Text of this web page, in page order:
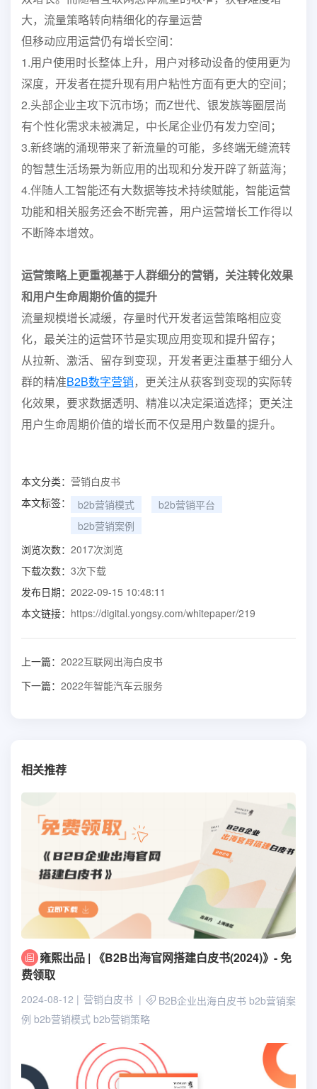
大，流量策略转向精细化的存量运营
但移动应用运营仍有增长空间：
1.用户使用时长整体上升，用户对移动设备的使用更为
深度，开发者在提升现有用户粘性方面有更大的空间；
2.头部企业主攻下沉市场；而Z世代、银发族等圈层尚
有个性化需求未被满足，中长尾企业仍有发力空间；
3.新终端的涌现带来了新流量的可能，多终端无缝流转
的智慧生活场景为新应用的出现和分发开辟了新蓝海；
4.伴随人工智能还有大数据等技术持续赋能，智能运营
功能和相关服务还会不断完善，用户运营增长工作得以
不断降本增效。
运营策略上更重视基于人群细分的营销，关注转化效果
和用户生命周期价值的提升
流量规模增长减缓，存量时代开发者运营策略相应变
化，最关注的运营环节是实现应用变现和提升留存；
从拉新、激活、留存到变现，开发者更注重基于细分人
群的精准B2B数字营销，更关注从获客到变现的实际转
化效果，要求数据透明、精准以决定渠道选择；更关注
用户生命周期价值的增长而不仅是用户数量的提升。
本文分类： 营销白皮书
本文标签：
b2b营销模式
b2b营销平台
b2b营销案例
浏览次数： 2017次浏览
下载次数： 3次下载
发布日期： 2022-09-15 10:48:11
本文链接： https://digital.yongsy.com/whitepaper/219
上一篇： 2022互联网出海白皮书
下一篇： 2022年智能汽车云服务
相关推荐
雍熙出品 | 《B2B出海官网搭建白皮书(2024)》- 免
费领取
2024-08-12 营销白皮书 B2B企业出海白皮书 b2b营销案
例 b2b营销模式 b2b营销策略